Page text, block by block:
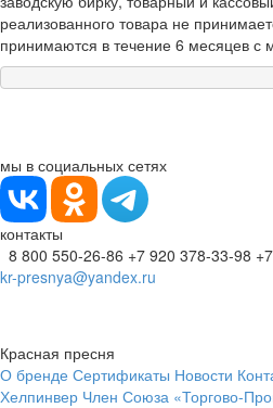
реализованного товара не
принимаются в течение 6 месяцев с
мы в социальных сетях
контакты
8 800 550-26-86 +7 920 378-33-98
kr-presnya@yandex.ru
Красная пресня
О бренде Сертификаты Новости
Хелпинвер Член Союза «Торгово-